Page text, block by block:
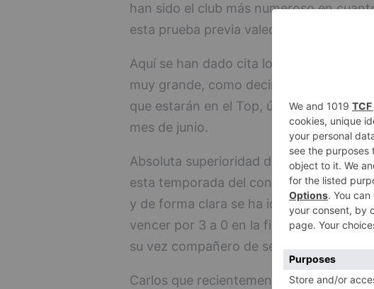
han sido el club más numeroso en
esta prueba previa valedera para el
Aquí se han dado cita los 48 mejores de
muy grande, como decimos para
que estarán en el Top, última y decisiva
mes de junio.
Absoluta superioridad del junior Carlos
esta temporada del conjunto burgalés,
y de forma clara se ha ido deshaciendo
vencer por 3 a 0 en la final, al jugador
su vez compañero de selección
Carlos que recientemente, ha escalado